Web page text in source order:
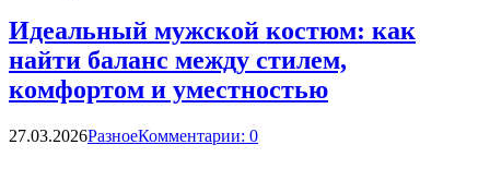
Идеальный мужской костюм: как
найти баланс между стилем,
комфортом и уместностью
27.03.2026РазноеКомментарии: 0